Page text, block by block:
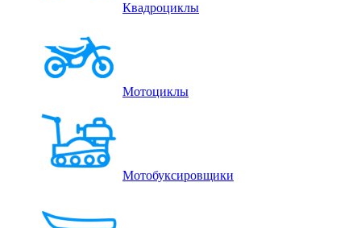
Квадроциклы
Мотоциклы
Мотобуксировщики